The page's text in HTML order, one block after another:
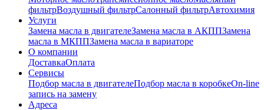
фильтрВоздушный фильтрСалонный фильтрАвтохимия
Услуги
Замена масла в двигателеЗамена масла в АКППЗамена
масла в МКППЗамена масла в вариаторе
О компании
ДоставкаОплата
Сервисы
Подбор масла в двигателеПодбор масла в коробкеOn-line
запись на замену
Адреса